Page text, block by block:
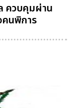
ควบคุมผ่าน
นพิการ